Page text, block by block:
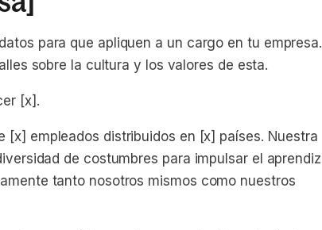
para que apliquen a un cargo en tu empresa.
sobre la cultura y los valores de esta.
[x].
[x] empleados distribuidos en [x] países. Nuestra
de costumbres para impulsar el
tanto nosotros mismos como nuestros